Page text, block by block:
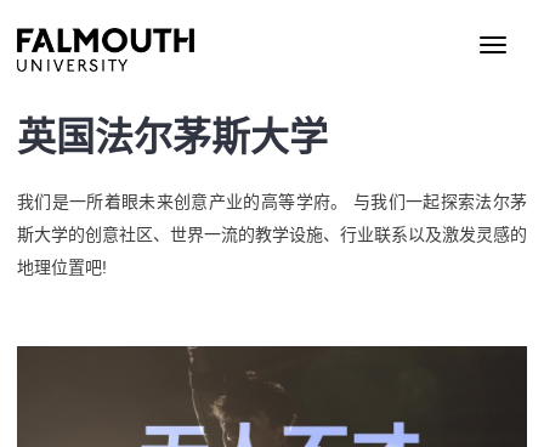
英国法尔茅斯大学
我们是一所着眼未来创意产业的高等学府。 与我们一起探索法尔茅
斯大学的创意社区、世界一流的教学设施、行业联系以及激发灵感的
地理位置吧!